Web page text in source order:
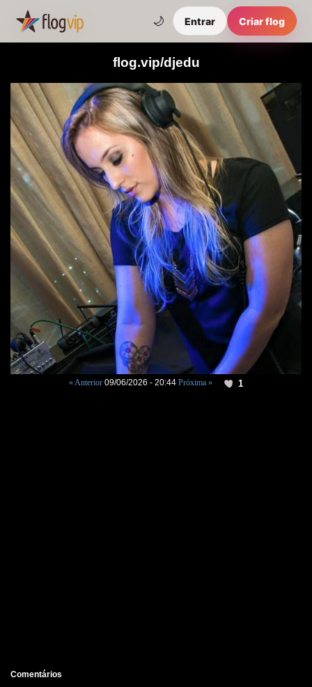
🌙 Entrar Criar flog
flog.vip/djedu
« Anterior 09/06/2026 - 20:44 Próxima » 1
Comentários